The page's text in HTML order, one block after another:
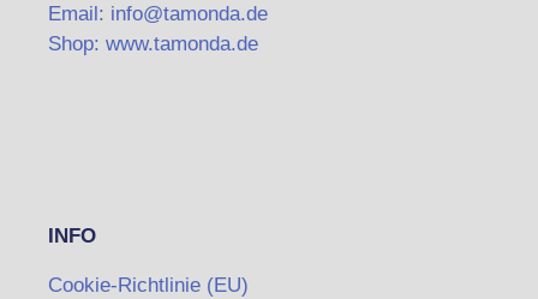
Email: info@tamonda.de
Shop: www.tamonda.de
INFO
Cookie-Richtlinie (EU)